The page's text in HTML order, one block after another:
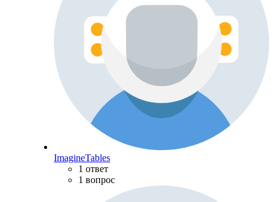
ImagineTables
1 ответ
1 вопрос